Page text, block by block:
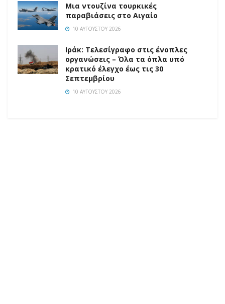
Μια ντουζίνα τουρκικές
παραβιάσεις στο Αιγαίο
10 ΑΥΓΟΎΣΤΟΥ 2026
Ιράκ: Τελεσίγραφο στις ένοπλες
οργανώσεις – Όλα τα όπλα υπό
κρατικό έλεγχο έως τις 30
Σεπτεμβρίου
10 ΑΥΓΟΎΣΤΟΥ 2026